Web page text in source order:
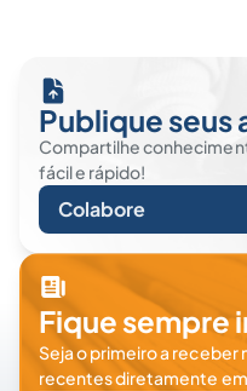
Publique seus
Compartilhe
fácil e rápido!
Colabore
Fique sempre
Seja o primeiro a receber
recentes diretamente em